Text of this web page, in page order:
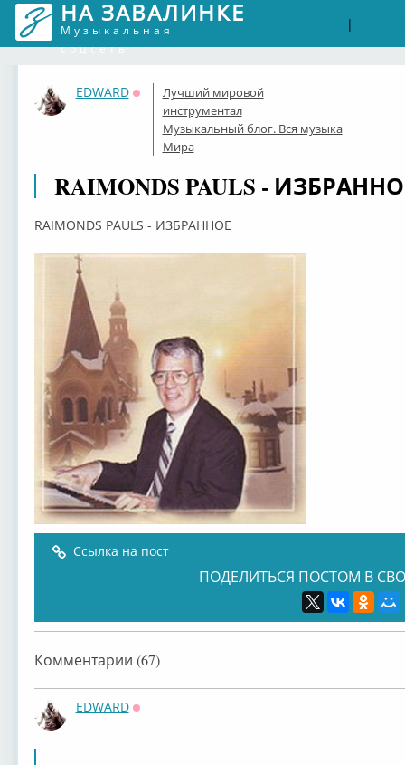
НА ЗАВАЛИНКЕ
Музыкальная
соцсеть
|
EDWARD
Оффлайн
Лучший мировой
инструментал
Музыкальный блог. Вся музыка
Мира
RAIMONDS PAULS -
RAIMONDS PAULS - ИЗБРАННОЕ
Ссылка на пост
ПОДЕЛИТЬСЯ ПОСТОМ В
Комментарии (67)
EDWARD